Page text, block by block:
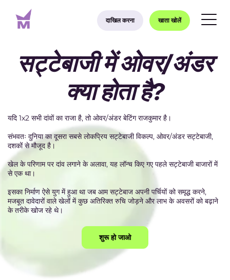
दाखिल करना खाता खोलें
सट्टेबाजी में ओवर/अंडर
क्या होता है?
यदि 1x2 सभी दांवों का राजा है, तो ओवर/अंडर बेटिंग राजकुमार है।
संभवतः दुनिया का दूसरा सबसे लोकप्रिय सट्टेबाजी विकल्प, ओवर/अंडर सट्टेबाजी,
दशकों से मौजूद है।
खेल के परिणाम पर दांव लगाने के अलावा, यह लॉन्च किए गए पहले सट्टेबाजी बाजारों में
से एक था।
इसका निर्माण ऐसे युग में हुआ था जब आम सट्टेबाज अपनी पर्चियों को समृद्ध करने,
मजबूत दावेदारों वाले खेलों में कुछ अतिरिक्त रुचि जोड़ने और लाभ के अवसरों को बढ़ाने
के तरीके खोज रहे थे।
शुरू हो जाओ